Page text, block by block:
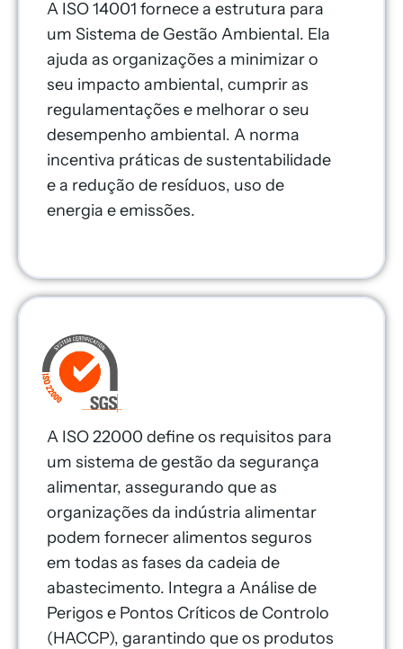
A ISO 14001 fornece a estrutura para
um Sistema de Gestão Ambiental. Ela
ajuda as organizações a minimizar o
seu impacto ambiental, cumprir as
regulamentações e melhorar o seu
desempenho ambiental. A norma
incentiva práticas de sustentabilidade
e a redução de resíduos, uso de
energia e emissões.
A ISO 22000 define os requisitos para
um sistema de gestão da segurança
alimentar, assegurando que as
organizações da indústria alimentar
podem fornecer alimentos seguros
em todas as fases da cadeia de
abastecimento. Integra a Análise de
Perigos e Pontos Críticos de Controlo
(HACCP), garantindo que os produtos